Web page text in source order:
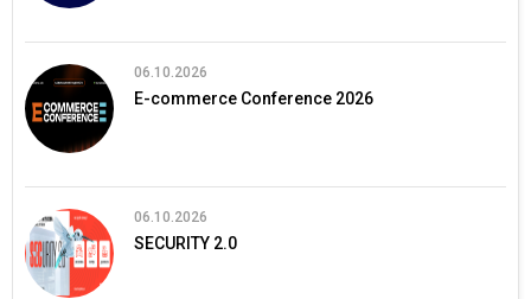
06.10.2026
E-commerce Conference 2026
06.10.2026
SECURITY 2.0